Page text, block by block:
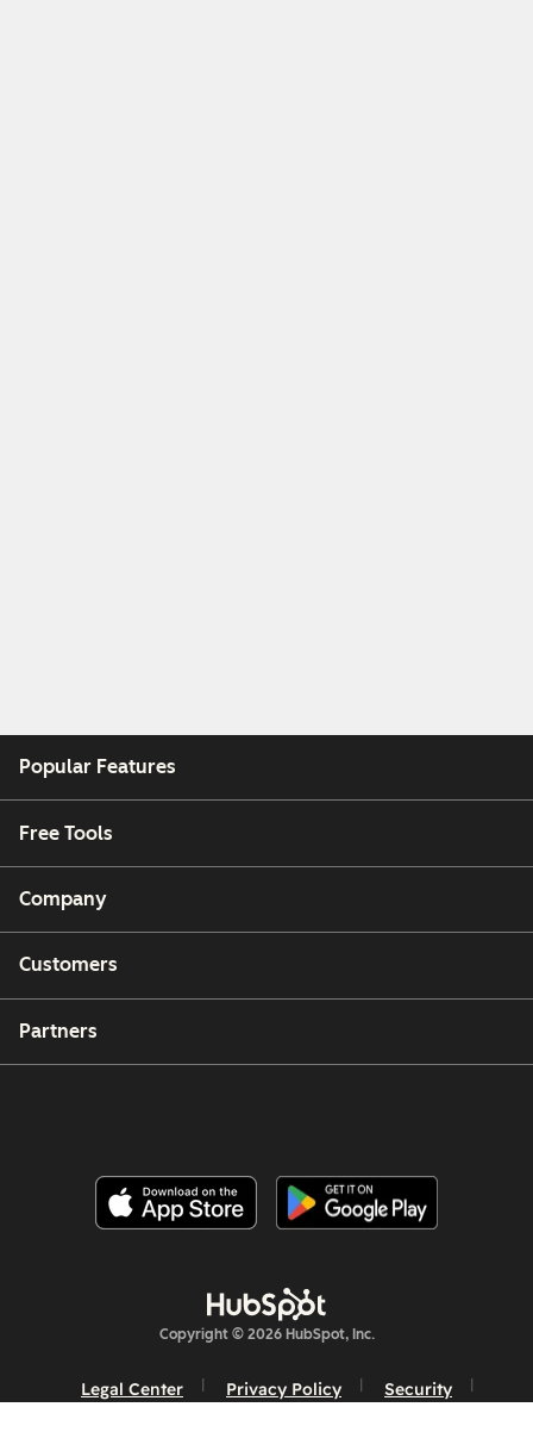
Popular Features
Free Tools
Company
Customers
Partners
Copyright © 2026 HubSpot, Inc.
Legal Center Privacy Policy Security